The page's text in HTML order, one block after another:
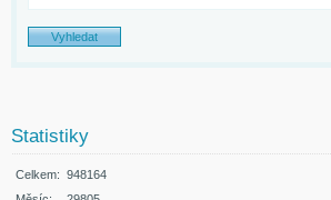
Statistiky
Celkem: 948164